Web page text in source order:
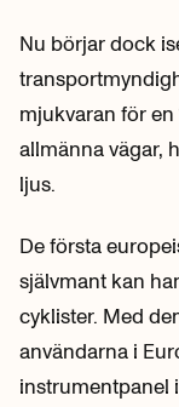
Nu börjar dock
mjukvaran för
allmänna vägar,
ljus.
De första
självmant kan
cyklister. Med
användarna i
instrumentpanel